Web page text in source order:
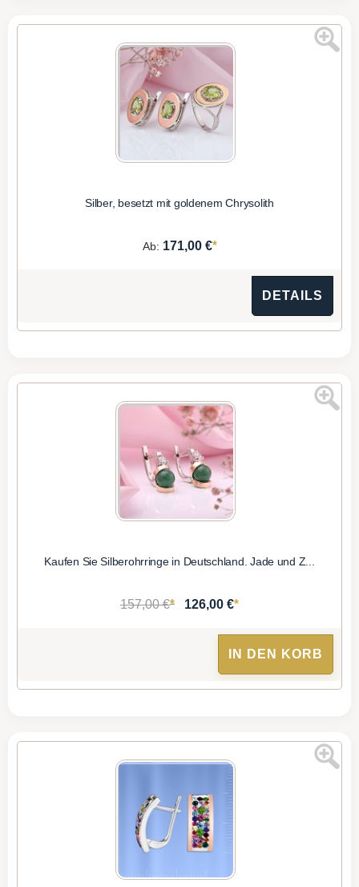
Silber, besetzt mit goldenem Chrysolith
Ab: 171,00 €*
DETAILS
Kaufen Sie Silberohrringe in Deutschland. Jade und Z...
157,00 €* 126,00 €*
IN DEN KORB